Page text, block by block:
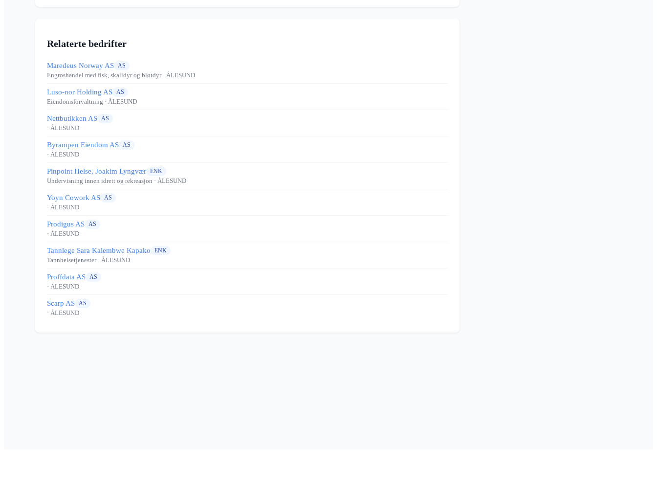
Relaterte bedrifter
Maredeus Norway AS AS
Engroshandel med fisk, skalldyr og bløtdyr· ÅLESUND
Luso-nor Holding AS AS
Eiendomsforvaltning · ÅLESUND
Nettbutikken AS AS
· ÅLESUND
Byrampen Eiendom AS AS
· ÅLESUND
Pinpoint Helse, Joakim Lyngvær ENK
Undervisning innen idrett og rekreasjon · ÅLESUND
Yoyn Cowork AS AS
· ÅLESUND
Prodigus AS AS
· ÅLESUND
Tannlege Sara Kalembwe Kapako ENK
Tannhelsetjenester· ÅLESUND
Proffdata AS AS
· ÅLESUND
Scarp AS AS
· ÅLESUND